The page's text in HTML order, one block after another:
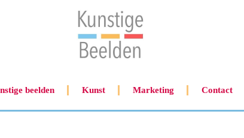
beelden Kunst Marketing Contact